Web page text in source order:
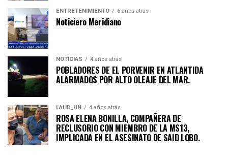
ENTRETENIMIENTO 6 años atrás
Noticiero Meridiano
NOTICIAS 4 años atrás
POBLADORES DE EL PORVENIR EN ATLANTIDA
ALARMADOS POR ALTO OLEAJE DEL MAR.
LAHD_HN 4 años atrás
ROSA ELENA BONILLA, COMPAÑERA DE
RECLUSORIO CON MIEMBRO DE LA MS13,
IMPLICADA EN EL ASESINATO DE SAID LOBO.